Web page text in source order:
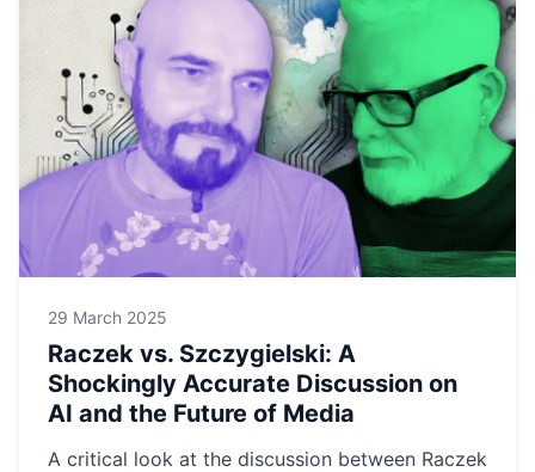
29 March 2025
Raczek vs. Szczygielski: A
Shockingly Accurate Discussion on
AI and the Future of Media
A critical look at the discussion between Raczek